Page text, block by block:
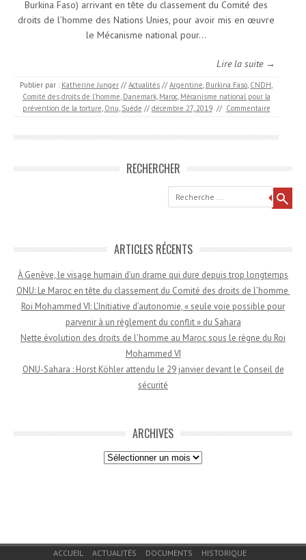
Burkina Faso) arrivant en tête du classement du Comité des
droits de l’homme des Nations Unies, pour avoir mis en œuvre
le Mécanisme national pour…
Lire la suite →
Publier par : Katherine Junger // Actualités // Argentine, Burkina Faso, CNDH,
Comité des droits de l’homme, Danemark, Maroc, Mécanisme national pour la
prévention de la torture, Onu, Suède // décembre 27, 2019 // Commentaire
RECHERCHER
Recherche
ARTICLES RÉCENTS
À Genève, le visage humain d’un drame qui dure depuis trop longtemps
ONU: Le Maroc en tête du classement du Comité des droits de l’homme
Roi Mohammed VI: L’Initiative d’autonomie, « seule voie possible pour
parvenir à un règlement du conflit » du Sahara
Nette évolution des droits de l’homme au Maroc sous le règne du Roi
Mohammed VI
ONU-Sahara : Horst Köhler attendu le 29 janvier devant le Conseil de
sécurité
ARCHIVES
Archives
Menu du bas de page
ACCUEIL ACTUALITÉS DOCUMENTS HISTORIQUE